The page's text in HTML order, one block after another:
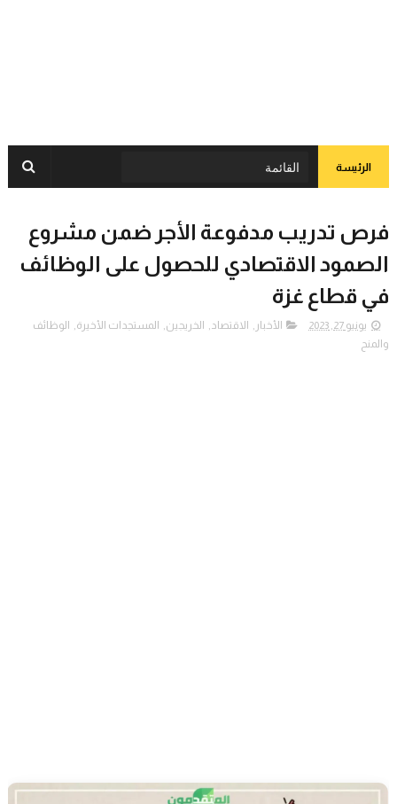
الرئيسة
فرص تدريب مدفوعة الأجر ضمن مشروع
الصمود الاقتصادي للحصول على الوظائف
في قطاع غزة
يونيو 27, 2023 الأخبار , الاقتصاد, الخريجين, المستجدات الأخيرة,
الوظائف
والمنح